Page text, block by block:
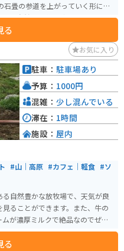
は自然石を敷き詰めており、長
る
お気に入り
#山｜高原 #カフェ｜軽食 #ソ
自然豊かな放牧場で、天気が良
ることができます。また、牛の
が濃厚ミルクで絶品なのでぜひ
る
駐車： 駐車場あり
予算： 1000円
混雑： 少し混んでいる
滞在： 1時間
施設： 屋内